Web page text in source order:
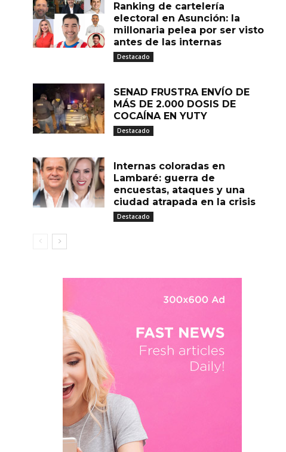
Ranking de cartelería
electoral en Asunción: la
millonaria pelea por ser visto
antes de las internas
Destacado
SENAD FRUSTRA ENVÍO DE
MÁS DE 2.000 DOSIS DE
COCAÍNA EN YUTY
Destacado
Internas coloradas en
Lambaré: guerra de
encuestas, ataques y una
ciudad atrapada en la crisis
Destacado